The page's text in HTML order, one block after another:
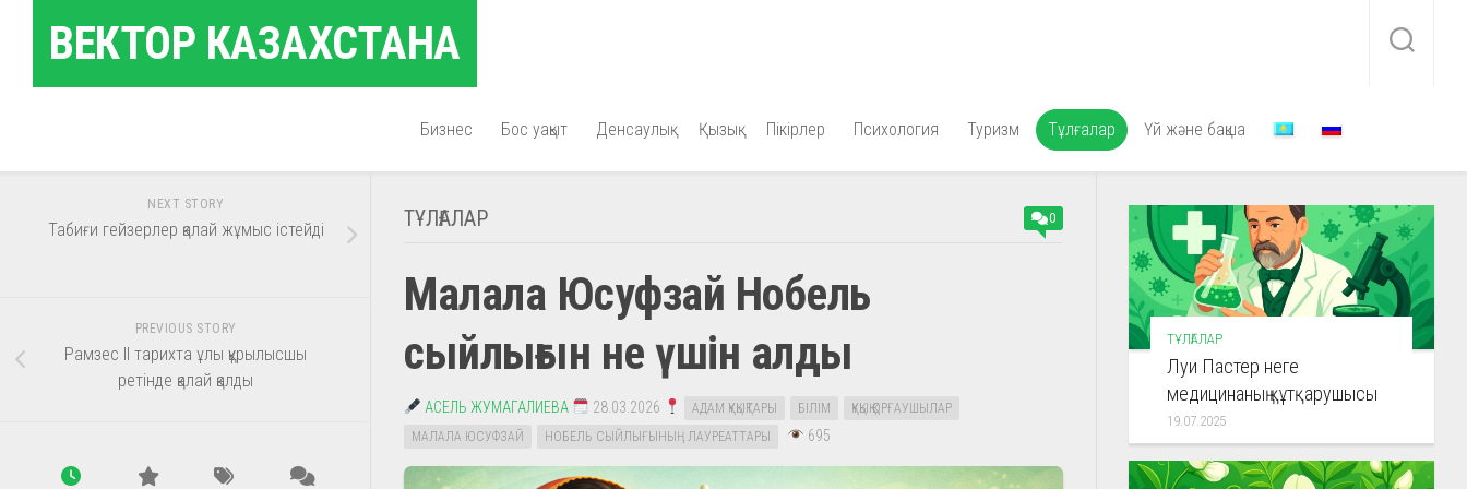
contentВЕКТОР КАЗАХСТАНА
Бизнес Бос уақыт Денсаулық Қызық Пікірлер Психология Туризм Тұлғалар Үй және бақша
ТҰЛҒАЛАР 0
Малала Юсуфзай Нобель
сыйлығын не үшін алды
АСЕЛЬ ЖУМАГАЛИЕВА 28.03.2026 АДАМ ҚҰҚЫҚТАРЫ БІЛІМ
ҚҰҚЫҚ ҚОРҒАУШЫЛАР
МАЛАЛА ЮСУФЗАЙ
НОБЕЛЬ СЫЙЛЫҒЫНЫҢ ЛАУРЕАТТАРЫ 695
NEXT STORY
Табиғи гейзерлер қалай жұмыс істейді
PREVIOUS STORY
Рамзес ІІ тарихта ұлы құрылысшы
ретінде қалай қалды
ТҰЛҒАЛАР
Луи Пастер неге
медицинаның құтқарушысы
19.07.2025